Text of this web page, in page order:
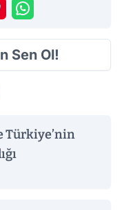
Sen Ol!
Türkiye’nin